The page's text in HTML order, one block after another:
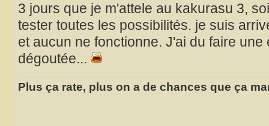
3 jours que je m'attele au kakurasu 3,
tester toutes les possibilités. je suis
et aucun ne fonctionne. J'ai du faire
dégoutée...
Plus ça rate, plus on a de chances que ça